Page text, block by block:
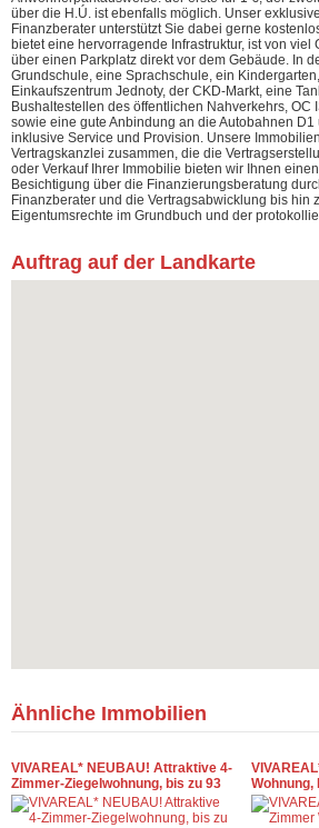
über die H.Ú. ist ebenfalls möglich. Unser
Finanzberater unterstützt Sie dabei gerne
bietet eine hervorragende Infrastruktur, ist von viel
über einen Parkplatz direkt vor dem Gebäude. In
Grundschule, eine Sprachschule, ein
Einkaufszentrum Jednoty, der CKD-Markt, eine
Bushaltestellen des öffentlichen Nahverkehrs, OC
sowie eine gute Anbindung an die Autobahnen
inklusive Service und Provision. Unsere
Vertragskanzlei zusammen, die die
oder Verkauf Ihrer Immobilie bieten wir Ihnen
Besichtigung über die Finanzierungsberatung
Finanzberater und die Vertragsabwicklung bis hin
Eigentumsrechte im Grundbuch und der
Auftrag auf der Landkarte
Ähnliche Immobilien
VIVAREAL* NEUBAU! Attraktive 4-
Zimmer-Ziegelwohnung, bis zu 93
m2, 2 Loggien, Parkplatz, Trnava
Wohnung,
Trnava